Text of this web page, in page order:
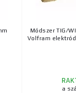
Módszer TIG/
Volfram
a